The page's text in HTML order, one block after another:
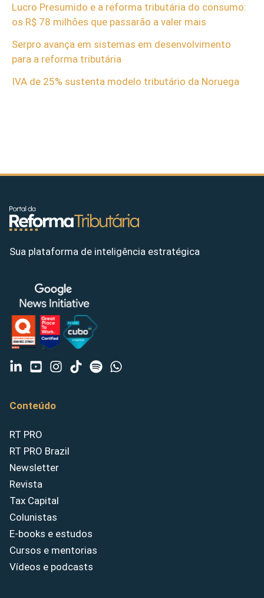
Lucro Presumido e a reforma tributária do consumo:
os R$ 78 milhões que passarão a valer mais
Serpro avança em sistemas em desenvolvimento
para a reforma tributária
IVA de 25% sustenta modelo tributário da Noruega
Sua plataforma de inteligência estratégica
Conteúdo
RT PRO
RT PRO Brazil
Newsletter
Revista
Tax Capital
Colunistas
E-books e estudos
Cursos e mentorias
Vídeos e podcasts